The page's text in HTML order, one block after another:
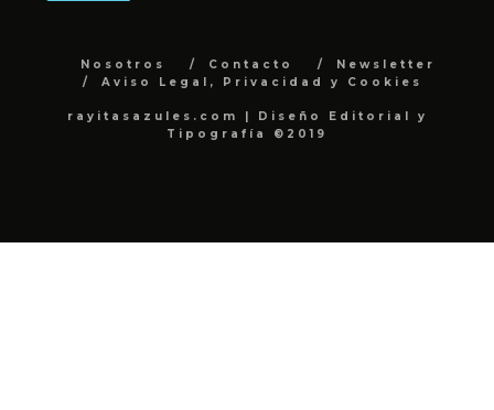
Nosotros Contacto
Newsletter
Aviso Legal, Privacidad y Cookies
rayitasazules.com | Diseño Editorial y
Tipografía ©2019